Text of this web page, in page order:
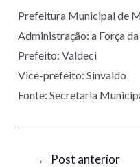
Prefeitura Municipal de
Administração: a Força
Prefeito: Valdeci
Vice-prefeito: Sinvaldo
Fonte: Secretaria
← Post anterior